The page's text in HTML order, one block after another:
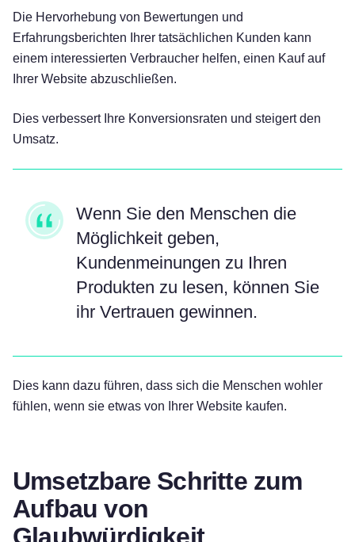
Die Hervorhebung von Bewertungen und
Erfahrungsberichten Ihrer tatsächlichen Kunden kann
einem interessierten Verbraucher helfen, einen Kauf auf
Ihrer Website abzuschließen.
Dies verbessert Ihre Konversionsraten und steigert den
Umsatz.
Wenn Sie den Menschen die
Möglichkeit geben,
Kundenmeinungen zu Ihren
Produkten zu lesen, können Sie
ihr Vertrauen gewinnen.
Dies kann dazu führen, dass sich die Menschen wohler
fühlen, wenn sie etwas von Ihrer Website kaufen.
Umsetzbare Schritte zum
Aufbau von